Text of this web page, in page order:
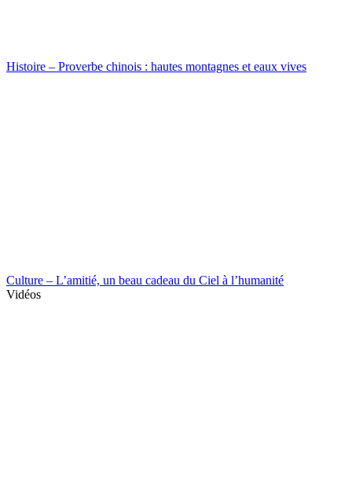
Histoire – Proverbe chinois : hautes montagnes et eaux vives
Culture – L’amitié, un beau cadeau du Ciel à l’humanité
Vidéos